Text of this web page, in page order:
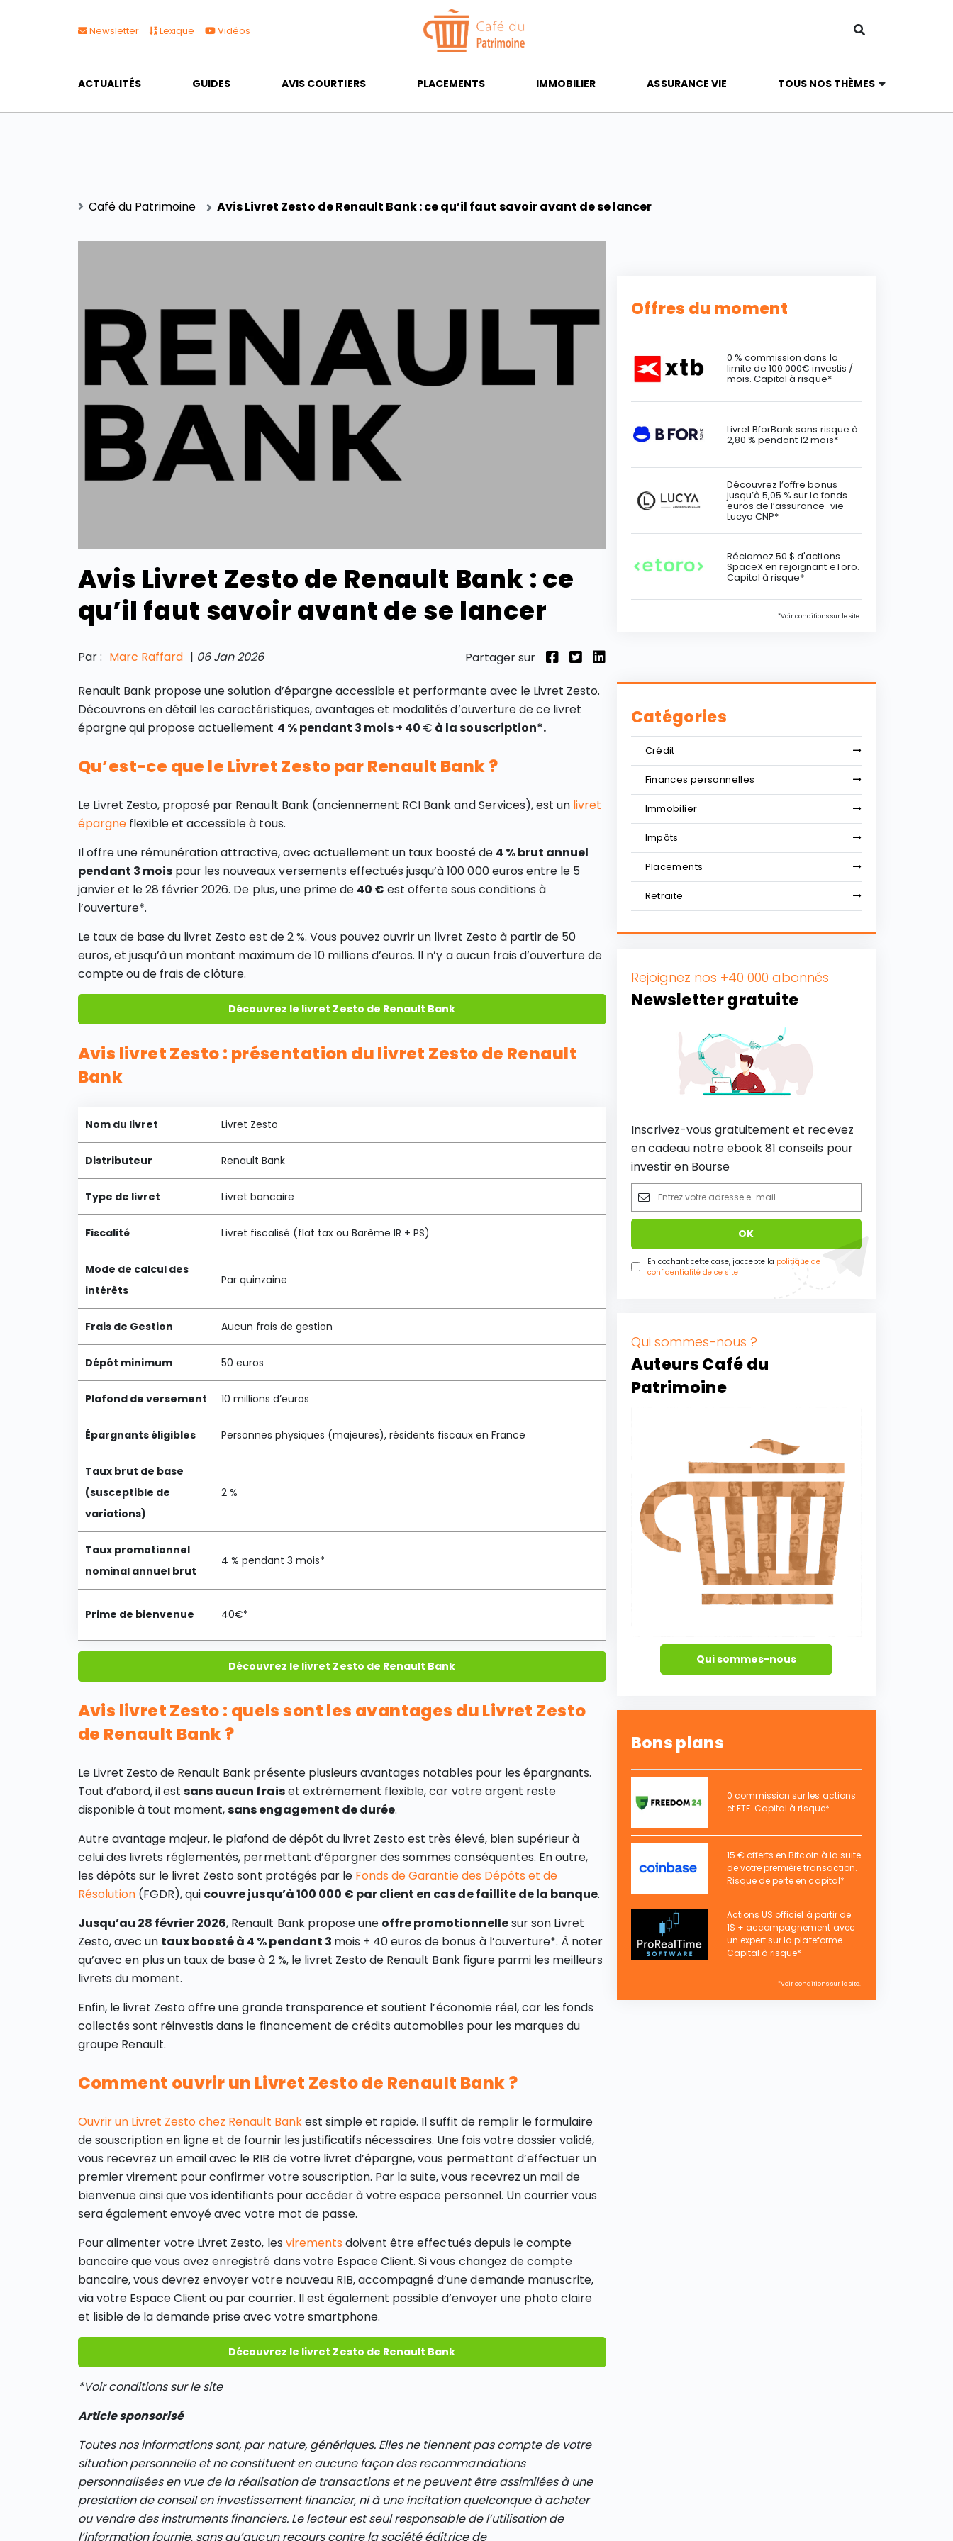
Newsletter Lexique Vidéos
ACTUALITÉS GUIDES AVIS COURTIERS PLACEMENTS IMMOBILIER ASSURANCE VIE TOUS NOS THÈMES
Café du Patrimoine Avis Livret Zesto de Renault Bank : ce qu’il faut savoir avant de se lancer
Avis Livret Zesto de Renault Bank : ce
qu’il faut savoir avant de se lancer
Par : Marc Raffard | 06 Jan 2026 Partager sur
Offres du moment
0 % commission dans la
limite de 100 000€ investis /
mois. Capital à risque*
Livret BforBank sans risque à
2,80 % pendant 12 mois*
Découvrez l’offre bonus
jusqu’à 5,05 % sur le fonds
euros de l’assurance-vie
Lucya CNP*
Réclamez 50 $ d'actions
SpaceX en rejoignant eToro.
Capital à risque*
*Voir conditions sur le site.
Renault Bank propose une solution d’épargne accessible et performante avec le Livret Zesto.
Découvrons en détail les caractéristiques, avantages et modalités d’ouverture de ce livret
épargne qui propose actuellement 4 % pendant 3 mois + 40 € à la souscription*.
Qu’est-ce que le Livret Zesto par Renault Bank ?
Le Livret Zesto, proposé par Renault Bank (anciennement RCI Bank and Services), est un livret
épargneflexible et accessible à tous.
Il offre une rémunération attractive, avec actuellement un taux boosté de 4 % brut annuel
pendant 3 moispour les nouveaux versements effectués jusqu’à 100 000 euros entre le 5
janvier et le 28 février 2026. De plus, une prime de 40 € est offerte sous conditions à
l’ouverture*.
Le taux de base du livret Zesto est de 2 %. Vous pouvez ouvrir un livret Zesto à partir de 50
euros, et jusqu’à un montant maximum de 10 millions d’euros. Il n’y a aucun frais d’ouverture de
compte ou de frais de clôture.
Découvrez le livret Zesto de Renault Bank
Avis livret Zesto : présentation du livret Zesto de Renault
Bank
Nom du livret Livret Zesto
Distributeur Renault Bank
Type de livret Livret bancaire
Fiscalité Livret fiscalisé (flat tax ou Barème IR + PS)
Mode de calcul des
intérêts
Par quinzaine
Frais de Gestion Aucun frais de gestion
Dépôt minimum 50 euros
Plafond de versement 10 millions d’euros
Épargnants éligibles Personnes physiques (majeures), résidents fiscaux en France
Taux brut de base
(susceptible de
variations)
2 %
Taux promotionnel
nominal annuel brut
4 % pendant 3 mois*
Prime de bienvenue 40€*
Découvrez le livret Zesto de Renault Bank
Avis livret Zesto : quels sont les avantages du Livret Zesto
de Renault Bank ?
Le Livret Zesto de Renault Bank présente plusieurs avantages notables pour les épargnants.
Tout d’abord, il estsans aucun fraiset extrêmement flexible, car votre argent reste
disponible à tout moment,sans engagement de durée.
Autre avantage majeur, le plafond de dépôt du livret Zesto est très élevé, bien supérieur à
celui des livrets réglementés, permettant d’épargner des sommes conséquentes. En outre,
les dépôts sur le livret Zesto sont protégés par le Fonds de Garantie des Dépôts et de
Résolution(FGDR), qui couvre jusqu’à 100 000 € par client en cas de faillite de la banque.
Jusqu’au 28 février 2026, Renault Bank propose une offre promotionnellesur son Livret
Zesto, avec un taux boosté à 4 % pendant 3 mois + 40 euros de bonus à l’ouverture*. À noter
qu’avec en plus un taux de base à 2 %, le livret Zesto de Renault Bank figure parmi les meilleurs
livrets du moment.
Enfin, le livret Zesto offre une grande transparence et soutient l’économie réel, car les fonds
collectés sont réinvestis dans le financement de crédits automobiles pour les marques du
groupe Renault.
Comment ouvrir un Livret Zesto de Renault Bank ?
Ouvrir un Livret Zesto chez Renault Bankest simple et rapide. Il suffit de remplir le formulaire
de souscription en ligne et de fournir les justificatifs nécessaires. Une fois votre dossier validé,
vous recevrez un email avec le RIB de votre livret d’épargne, vous permettant d’effectuer un
premier virement pour confirmer votre souscription. Par la suite, vous recevrez un mail de
bienvenue ainsi que vos identifiants pour accéder à votre espace personnel. Un courrier vous
sera également envoyé avec votre mot de passe.
Pour alimenter votre Livret Zesto, les virements doivent être effectués depuis le compte
bancaire que vous avez enregistré dans votre Espace Client. Si vous changez de compte
bancaire, vous devrez envoyer votre nouveau RIB, accompagné d’une demande manuscrite,
via votre Espace Client ou par courrier. Il est également possible d’envoyer une photo claire
et lisible de la demande prise avec votre smartphone.
Découvrez le livret Zesto de Renault Bank
*Voir conditions sur le site
Article sponsorisé
Toutes nos informations sont, par nature, génériques. Elles ne tiennent pas compte de votre
situation personnelle et ne constituent en aucune façon des recommandations
personnalisées en vue de la réalisation de transactions et ne peuvent être assimilées à une
prestation de conseil en investissement financier, ni à une incitation quelconque à acheter
ou vendre des instruments financiers. Le lecteur est seul responsable de l’utilisation de
l’information fournie, sans qu’aucun recours contre la société éditrice de
Catégories
Crédit
Finances personnelles
Immobilier
Impôts
Placements
Retraite
Rejoignez nos +40 000 abonnés
Newsletter gratuite
Inscrivez-vous gratuitement et recevez
en cadeau notre ebook 81 conseils pour
investir en Bourse
En cochant cette case, j'accepte la politique de
confidentialité de ce site
Qui sommes-nous ?
Auteurs Café du
Patrimoine
Qui sommes-nous
Bons plans
0 commission sur les actions
et ETF. Capital à risque*
15 € offerts en Bitcoin à la suite
de votre première transaction.
Risque de perte en capital*
Actions US officiel à partir de
1$ + accompagnement avec
un expert sur la plateforme.
Capital à risque*
*Voir conditions sur le site.